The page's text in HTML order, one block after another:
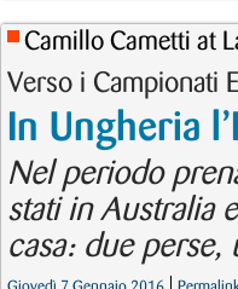
Camillo Cametti at
Verso i Campionati
In Ungheria
Nel periodo
stati in Australia
casa: due perse,